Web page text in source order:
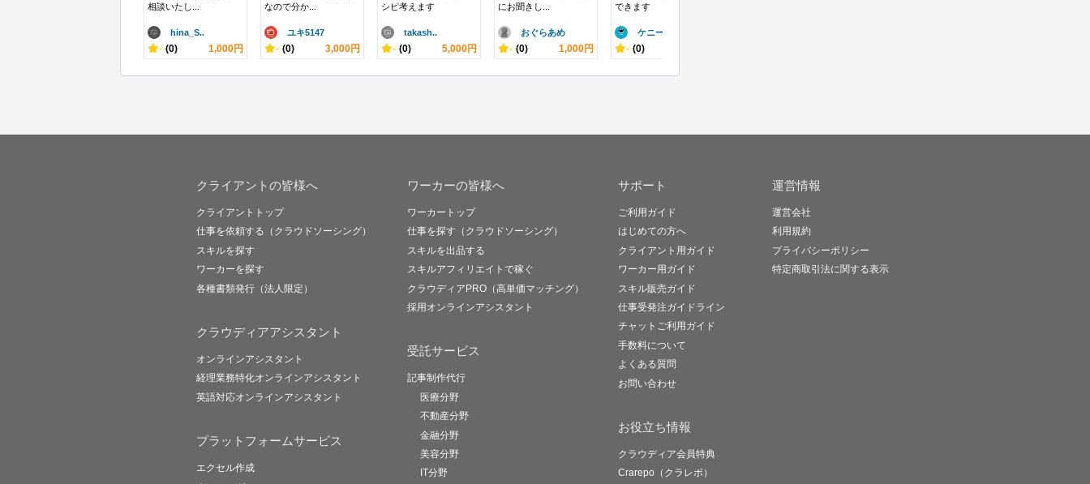
相談いたし...
hina_S..
- (0) 1,000円
なので分か...
ユキ5147
- (0) 3,000円
シピ考えます
takash..
- (0) 5,000円
にお聞きし...
おぐらあめ
- (0) 1,000円
できます
ケニー
- (0)
クライアントの皆様へ
クライアントトップ
仕事を依頼する（クラウドソーシング）
スキルを探す
ワーカーを探す
各種書類発行（法人限定）
クラウディアアシスタント
オンラインアシスタント
経理業務特化オンラインアシスタント
英語対応オンラインアシスタント
プラットフォームサービス
エクセル作成
ワーカーの皆様へ
ワーカートップ
仕事を探す（クラウドソーシング）
スキルを出品する
スキルアフィリエイトで稼ぐ
クラウディアPRO（高単価マッチング）
採用オンラインアシスタント
受託サービス
記事制作代行
医療分野
不動産分野
金融分野
美容分野
IT分野
サポート
ご利用ガイド
はじめての方へ
クライアント用ガイド
ワーカー用ガイド
スキル販売ガイド
仕事受発注ガイドライン
チャットご利用ガイド
手数料について
よくある質問
お問い合わせ
お役立ち情報
クラウディア会員特典
Crarepo（クラレポ）
運営情報
運営会社
利用規約
プライバシーポリシー
特定商取引法に関する表示